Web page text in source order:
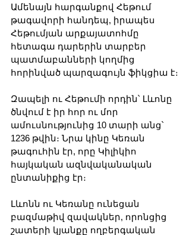
Ամենայն հարգանքով Հեթում
թագավորի հանդեպ, իրապես
Հեթումյան արքայատոհմը
հետագա դարերին տարբեր
պատմաբանների կողմից
հորինված պարզագույն ֆիկցիա է։
Զապելի ու Հեթումի որդին՝ Լևոնը
ծնվում է իր հոր ու մոր
ամուսնությունից 10 տարի անց՝
1236 թվին։ Նրա կինը Կեռան
թագուհին էր, որը Կիլիկիո
հայկական ազնվականական
ընտանիքից էր։
Լևոնն ու Կեռանը ունեցան
բազմաթիվ զավակներ, որոնցից
շատերի կյանքը ողբերգական